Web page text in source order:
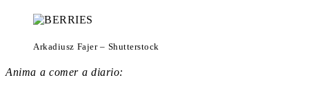
Arkadiusz Fajer – Shutterstock
Anima a comer a diario: